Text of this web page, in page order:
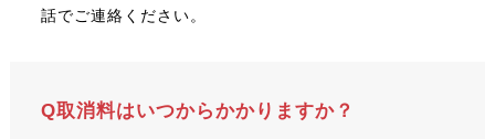
話でご連絡ください。
Q取消料はいつからかかりますか？